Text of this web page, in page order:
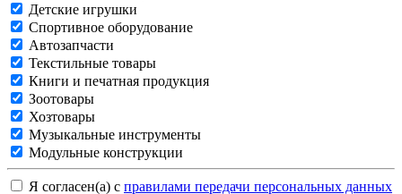
Детские игрушки
Спортивное оборудование
Автозапчасти
Текстильные товары
Книги и печатная продукция
Зоотовары
Хозтовары
Музыкальные инструменты
Модульные конструкции
Я согласен(а) с правилами передачи персональных данных